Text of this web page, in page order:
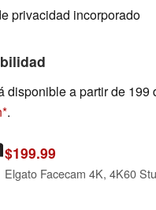
privacidad incorporado
disponible a partir de 199
.
$199.99